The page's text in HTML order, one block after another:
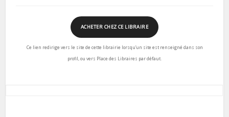
ACHETER CHEZ CE LIBRAIRE
Ce lien redirige vers le site de cette librairie lorsqu’un site est renseigné dans son
profil, ou vers Place des Libraires par défaut.